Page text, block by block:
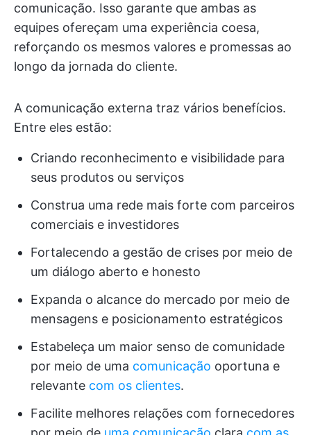
comunicação. Isso garante que ambas as
equipes ofereçam uma experiência coesa,
reforçando os mesmos valores e promessas ao
longo da jornada do cliente.
A comunicação externa traz vários benefícios.
Entre eles estão:
Criando reconhecimento e visibilidade para
seus produtos ou serviços
Construa uma rede mais forte com parceiros
comerciais e investidores
Fortalecendo a gestão de crises por meio de
um diálogo aberto e honesto
Expanda o alcance do mercado por meio de
mensagens e posicionamento estratégicos
Estabeleça um maior senso de comunidade
por meio de uma comunicação oportuna e
relevante com os clientes.
Facilite melhores relações com fornecedores